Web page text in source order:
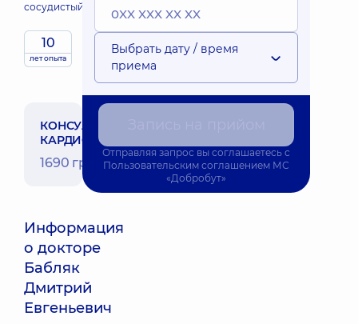
сосудистый;
10
лет опыта
КОНСУЛЬТАЦИЯ
КАРДИОХИРУРГА
1690 грн
Информация
о докторе
Бабляк
Дмитрий
Евгеньевич
Выбрать дату / время
приема
Отправляя запрос вы соглашаетесь с
Пользовательским соглашением МС
«Добробут»